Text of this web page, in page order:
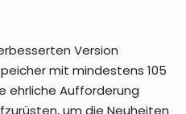
Version
mit mindestens 105
ehrliche Aufforderung